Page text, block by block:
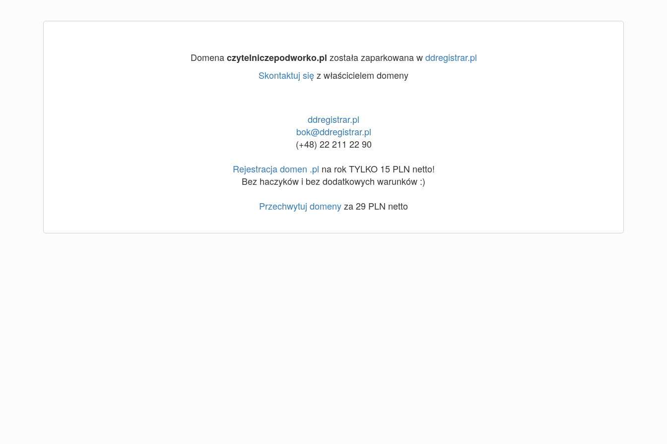
Domenaczytelniczepodworko.pl została zaparkowana wddregistrar.pl
Skontaktuj sięz właścicielem domeny
ddregistrar.pl
bok@ddregistrar.pl
(+48) 22 211 22 90
Rejestracja domen .pl na rok TYLKO 15 PLN netto!
Bez haczyków i bez dodatkowych warunków :)
Przechwytuj domenyza 29 PLN netto